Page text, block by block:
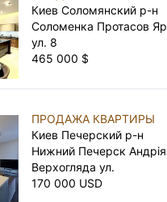
Киев Соломянский р-н
Соломенка Протасов Яр
ул. 8
465 000 $
ПРОДАЖА КВАРТИРЫ
Киев Печерский р-н
Нижний Печерск Андрія
Верхогляда ул.
170 000 USD